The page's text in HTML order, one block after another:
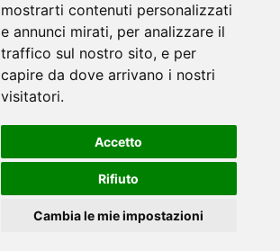
mostrarti contenuti personalizzati
e annunci mirati, per analizzare il
traffico sul nostro sito, e per
capire da dove arrivano i nostri
visitatori.
Accetto
Rifiuto
Cambia le mie impostazioni
Tutti gli orari sonoUTC+02:00
Cancella cookie
phpBB® Forum Software © phpBB Limited